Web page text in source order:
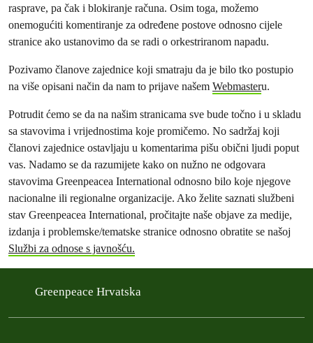
rasprave, pa čak i blokiranje računa. Osim toga, možemo
onemogućiti komentiranje za određene postove odnosno cijele
stranice ako ustanovimo da se radi o orkestriranom napadu.
Pozivamo članove zajednice koji smatraju da je bilo tko postupio
na više opisani način da nam to prijave našem Webmasteru.
Potrudit ćemo se da na našim stranicama sve bude točno i u skladu
sa stavovima i vrijednostima koje promičemo. No sadržaj koji
članovi zajednice ostavljaju u komentarima pišu obični ljudi poput
vas. Nadamo se da razumijete kako on nužno ne odgovara
stavovima Greenpeacea International odnosno bilo koje njegove
nacionalne ili regionalne organizacije. Ako želite saznati službeni
stav Greenpeacea International, pročitajte naše objave za medije,
izdanja i problemske/tematske stranice odnosno obratite se našoj
Službi za odnose s javnošću.
Greenpeace Hrvatska